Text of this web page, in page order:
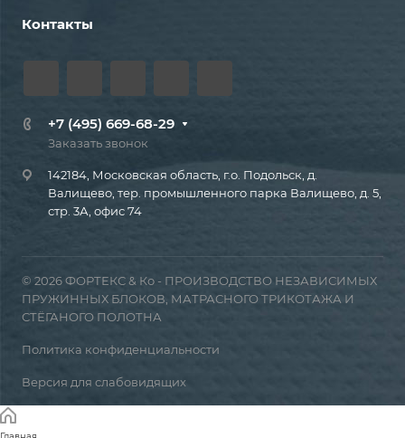
Контакты
+7 (495) 669-68-29
Заказать звонок
142184, Московская область, г.о. Подольск, д.
Валищево, тер. промышленного парка Валищево, д. 5,
стр. 3А, офис 74
© 2026 ФОРТЕКС & Ко - ПРОИЗВОДСТВО НЕЗАВИСИМЫХ
ПРУЖИННЫХ БЛОКОВ, МАТРАСНОГО ТРИКОТАЖА И
СТЁГАНОГО ПОЛОТНА
Политика конфиденциальности
Версия для слабовидящих